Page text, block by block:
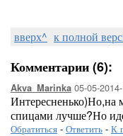
вверх^ к полной
Комментарии (6):
Akva_Marinka 05-05-
Интересненько)Но,на
спицами лучше?Но
Обратиться - Ответить - К